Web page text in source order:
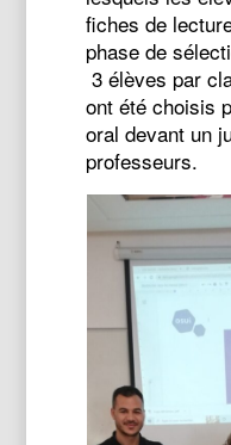
fiches de
phase de
3 élèves par
ont été choisis
oral devant un
professeurs.